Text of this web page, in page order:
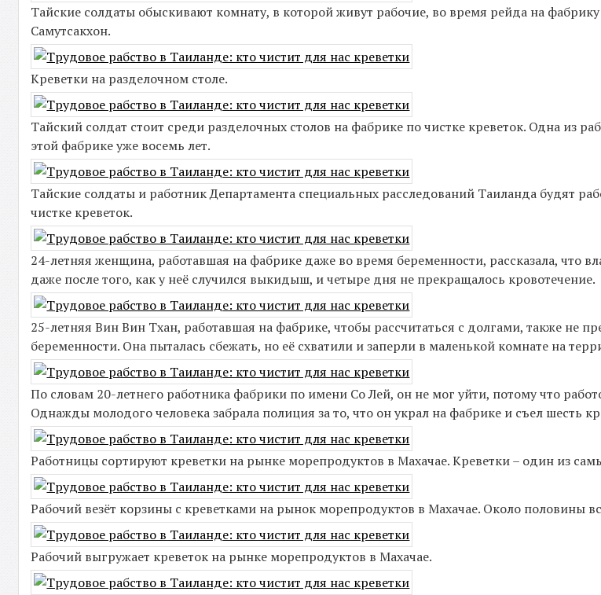
Тайские солдаты обыскивают комнату, в которой живут рабочие, во время рейда на
Самутсакхон.
Креветки на разделочном столе.
Тайский солдат стоит среди разделочных столов на фабрике по чистке креветок. Одна из
этой фабрике уже восемь лет.
Тайские солдаты и работник Департамента специальных расследований Таиланда будят
чистке креветок.
24-летняя женщина, работавшая на фабрике даже во время беременности, рассказала, что
даже после того, как у неё случился выкидыш, и четыре дня не прекращалось кровотечение.
25-летняя Вин Вин Тхан, работавшая на фабрике, чтобы рассчитаться с долгами, также не
беременности. Она пыталась сбежать, но её схватили и заперли в маленькой комнате на
По словам 20-летнего работника фабрики по имени Со Лей, он не мог уйти, потому что
Однажды молодого человека забрала полиция за то, что он украл на фабрике и съел шесть
Работницы сортируют креветки на рынке морепродуктов в Махачае. Креветки – один из
Рабочий везёт корзины с креветками на рынок морепродуктов в Махачае. Около половины
Рабочий выгружает креветок на рынке морепродуктов в Махачае.